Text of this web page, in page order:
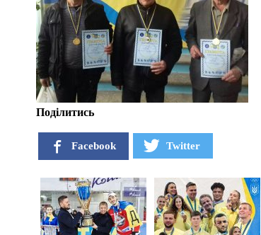
Поділитись
Facebook Twitter